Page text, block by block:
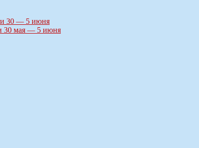
30 — 5 июня
30 мая — 5 июня